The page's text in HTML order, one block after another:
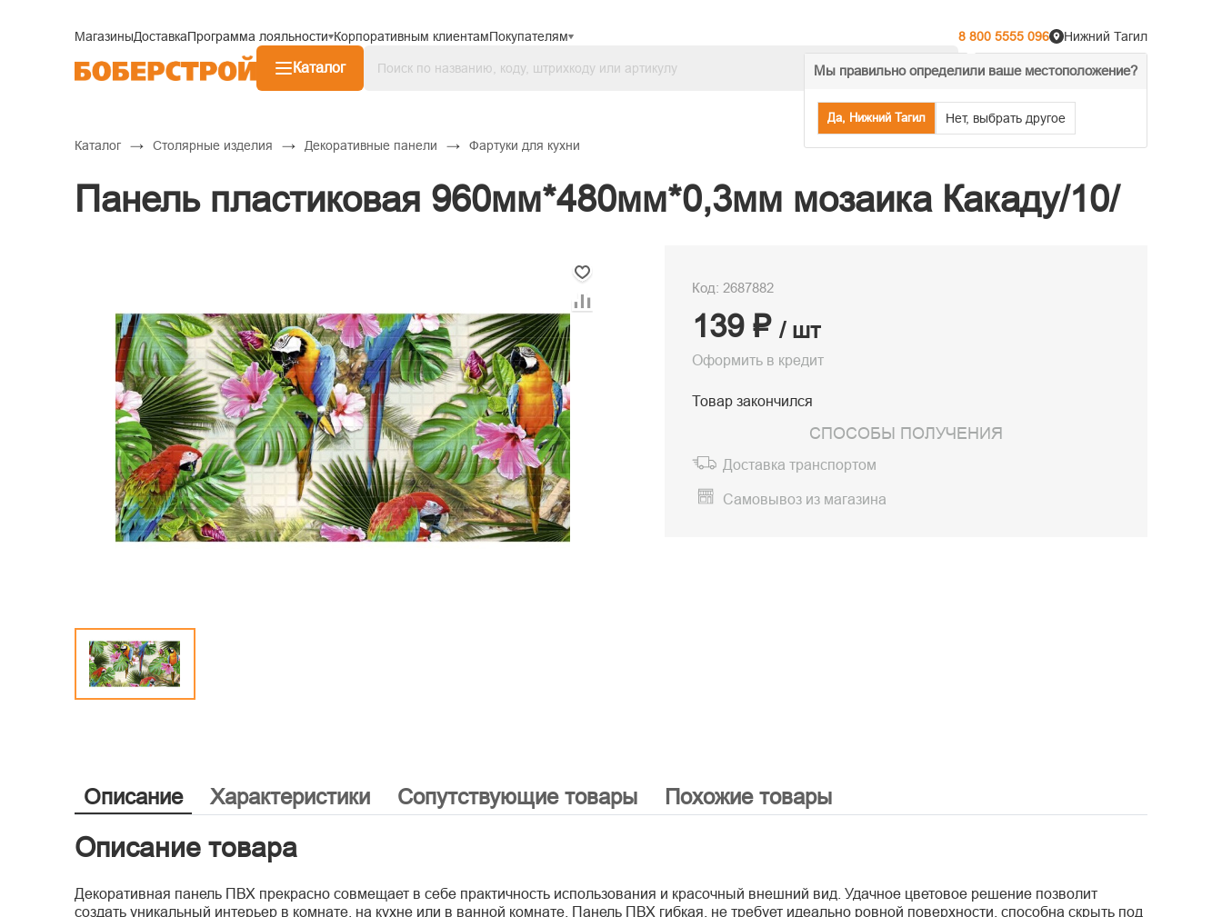
МагазиныДоставкаПрограмма лояльности Корпоративным клиентамПокупателям 8 800 5555 096
Мы правильно определили ваше местоположение?
Да, Нижний Тагил Нет, выбрать другое
Нижний Тагил
Каталог
% Акции Распродажа
Каталог → Столярные изделия → Декоративные панели → Фартуки для кухни
Панель пластиковая 960мм*480мм*0,3мм мозаика Какаду/10/
Код: 2687882
139 ₽ / шт
Оформить в кредит
Товар закончился
СПОСОБЫ ПОЛУЧЕНИЯ
Доставка транспортом
Самовывоз из магазина
Описание Характеристики Сопутствующие товары Похожие товары
Описание товара
Декоративная панель ПВХ прекрасно совмещает в себе практичность использования и красочный внешний вид. Удачное цветовое решение позволит
создать уникальный интерьер в комнате, на кухне или в ванной комнате. Панель ПВХ гибкая, не требует идеально ровной поверхности, способна скрыть под